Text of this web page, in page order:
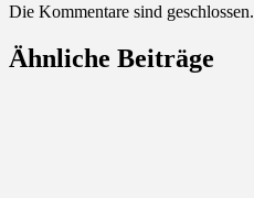
Die Kommentare sind geschlossen.
Ähnliche Beiträge